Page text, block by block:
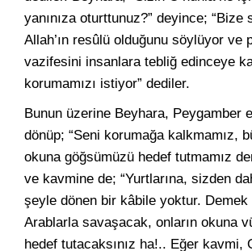
yanınıza oturttunuz?” deyince; “Bize
Allah’ın resûlü olduğunu söylüyor ve
vazifesini insanlara tebliğ edinceye
korumamızı istiyor” dediler.
Bunun üzerine Beyhara, Peygamber
dönüp; “Seni korumağa kalkmamız,
okuna göğsümüzü hedef tutmamız
ve kavmine de; “Yurtlarına, sizden
şeyle dönen bir kâbile yoktur.
Arablarla savaşacak, onların okuna
hedef tutacaksınız ha!.. Eğer kavmi,